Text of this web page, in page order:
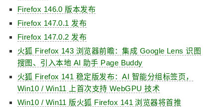
Firefox 146.0 版本发布
Firefox 147.0.1 发布
Firefox 147.0.2 发布
火狐 Firefox 143 浏览器前瞻：集成 Google Lens 识图
搜图、引入本地 AI 助手 Page Buddy
火狐 Firefox 141 稳定版发布：AI 智能分组标签页，
Win10 / Win11 上首次支持 WebGPU 技术
Win10 / Win11 版火狐 Firefox 141 浏览器将首推